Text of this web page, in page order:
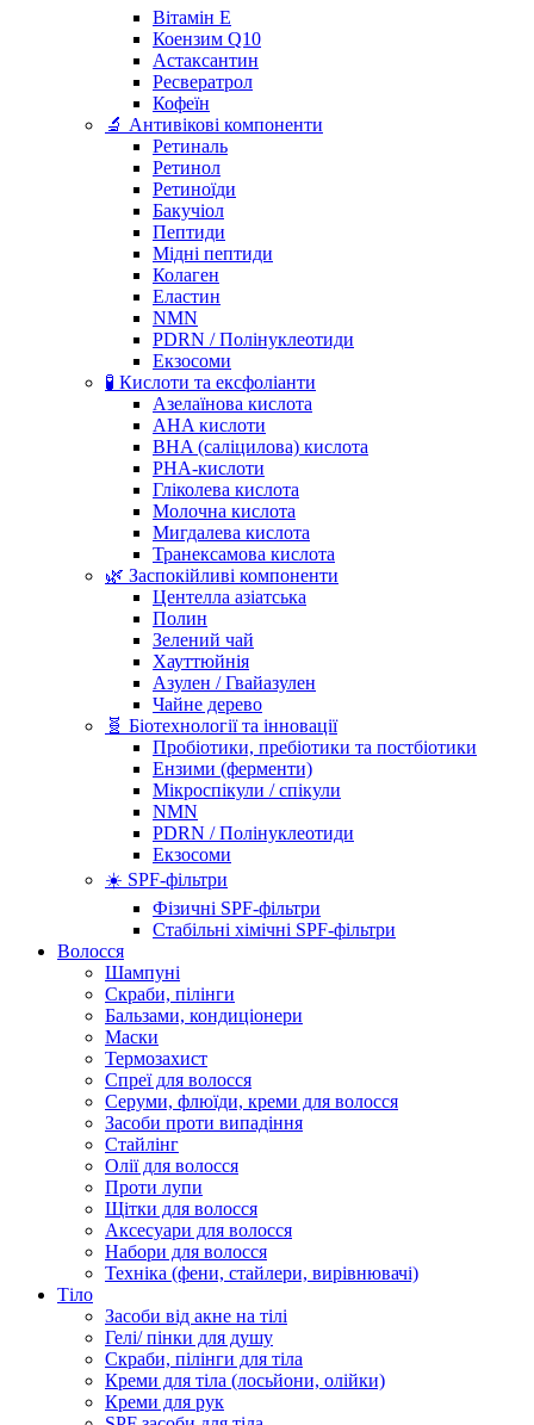
Вітамін Е
Коензим Q10
Астаксантин
Ресвератрол
Кофеїн
🔬 Антивікові компоненти
Ретиналь
Ретинол
Ретиноїди
Бакучіол
Пептиди
Мідні пептиди
Колаген
Еластин
NMN
PDRN / Полінуклеотиди
Екзосоми
🧪 Кислоти та ексфоліанти
Азелаїнова кислота
AHA кислоти
BHA (саліцилова) кислота
PHA-кислоти
Гліколева кислота
Молочна кислота
Мигдалева кислота
Транексамова кислота
🌿 Заспокійливі компоненти
Центелла азіатська
Полин
Зелений чай
Хауттюйнія
Азулен / Гвайазулен
Чайне дерево
🧬 Біотехнології та інновації
Пробіотики, пребіотики та постбіотики
Ензими (ферменти)
Мікроспікули / спікули
NMN
PDRN / Полінуклеотиди
Екзосоми
☀️ SPF-фільтри
Фізичні SPF-фільтри
Стабільні хімічні SPF-фільтри
Волосся
Шампуні
Скраби, пілінги
Бальзами, кондиціонери
Маски
Термозахист
Спреї для волосся
Серуми, флюїди, креми для волосся
Засоби проти випадіння
Стайлінг
Олії для волосся
Проти лупи
Щітки для волосся
Аксесуари для волосся
Набори для волосся
Техніка (фени, стайлери, вирівнювачі)
Тіло
Засоби від акне на тілі
Гелі/ пінки для душу
Скраби, пілінги для тіла
Креми для тіла (лосьйони, олійки)
Креми для рук